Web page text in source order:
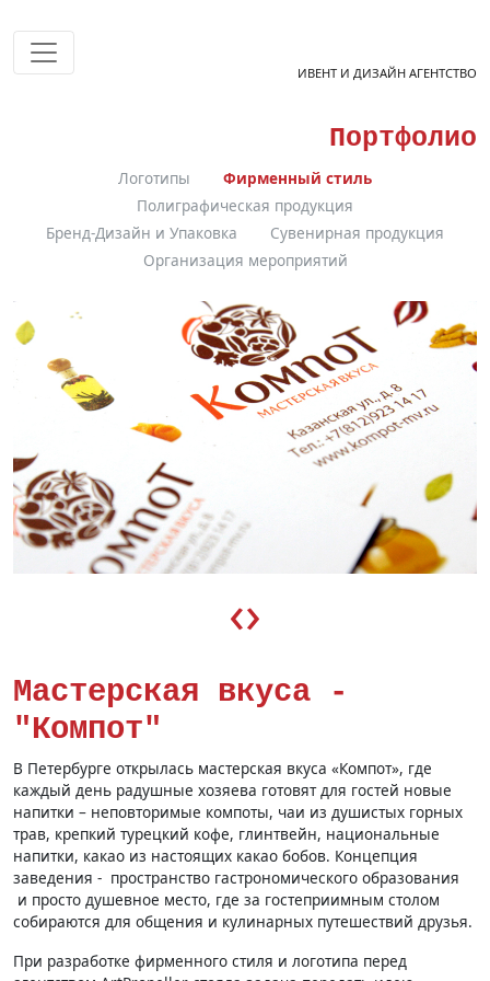
ИВЕНТ И ДИЗАЙН АГЕНТСТВО
Портфолио
Логотипы
Фирменный стиль
Полиграфическая продукция
Бренд-Дизайн и Упаковка
Сувенирная продукция
Организация мероприятий
‹›
Мастерская вкуса -
"Компот"
В Петербурге открылась мастерская вкуса «Компот», где
каждый день радушные хозяева готовят для гостей новые
напитки – неповторимые компоты, чаи из душистых горных
трав, крепкий турецкий кофе, глинтвейн, национальные
напитки, какао из настоящих какао бобов. Концепция
заведения - пространство гастрономического образования
и просто душевное место, где за гостеприимным столом
собираются для общения и кулинарных путешествий друзья.
При разработке фирменного стиля и логотипа перед